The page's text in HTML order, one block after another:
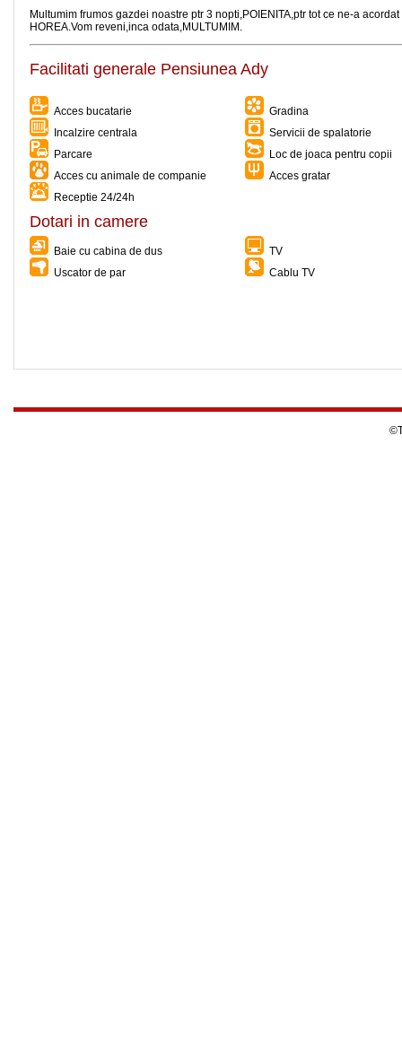
Multumim frumos gazdei noastre ptr 3 nopti,POIENITA,ptr tot ce ne-a
HOREA.Vom reveni,inca odata,MULTUMIM.
Facilitati generale Pensiunea Ady
Acces bucatarie
Gradina
Incalzire centrala
Servicii de spalatorie
Parcare
Loc de joaca pentru copii
Acces cu animale de companie
Acces gratar
Receptie 24/24h
Dotari in camere
Baie cu cabina de dus
TV
Uscator de par
Cablu TV